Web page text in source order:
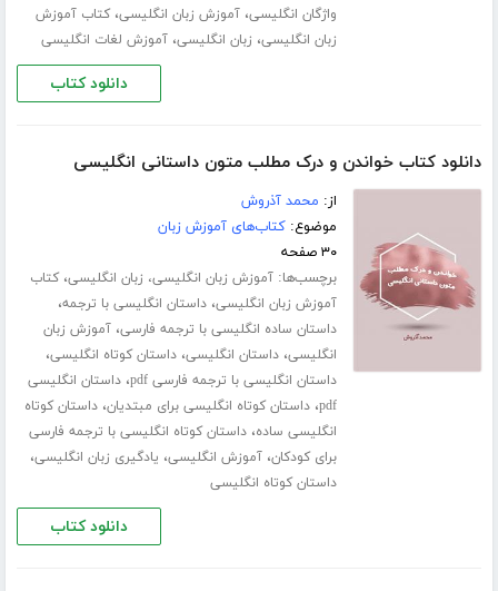
واژگان انگلیسی،آموزش زبان انگلیسی،کتاب آموزش
زبان انگلیسی، زبان انگلیسی،آموزش لغات انگلیسی
دانلود کتاب
دانلود کتاب خواندن و درک مطلب متون داستانی انگلیسی
از: محمد آذروش
موضوع:کتاب‌های آموزش زبان
۳۰ صفحه
برچسب‌ها:آموزش زبان انگلیسی، زبان انگلیسی،کتاب
آموزش زبان انگلیسی،داستان انگلیسی با ترجمه،
داستان ساده انگلیسی با ترجمه فارسی،آموزش زبان
انگلیسی،داستان انگلیسی،داستان کوتاه انگلیسی،
داستان انگلیسی با ترجمه فارسی pdf ،داستان انگلیسی
pdf،داستان کوتاه انگلیسی برای مبتدیان،داستان کوتاه
انگلیسی ساده،داستان کوتاه انگلیسی با ترجمه فارسی
برای کودکان،آموزش انگلیسی، یادگیری زبان انگلیسی،
داستان کوتاه انگلیسی
دانلود کتاب